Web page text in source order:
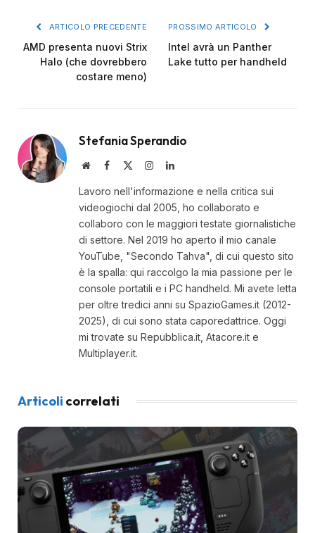
ARTICOLO PRECEDENTE
AMD presenta nuovi Strix
Halo (che dovrebbero
costare meno)
PROSSIMO ARTICOLO
Intel avrà un Panther
Lake tutto per handheld
Stefania Sperandio
WebsiteFacebook InstagramLinkedIn
Lavoro nell'informazione e nella critica sui
videogiochi dal 2005, ho collaborato e
collaboro con le maggiori testate giornalistiche
di settore. Nel 2019 ho aperto il mio canale
YouTube, "Secondo Tahva", di cui questo sito
è la spalla: qui raccolgo la mia passione per le
console portatili e i PC handheld. Mi avete letta
per oltre tredici anni su SpazioGames.it (2012-
2025), di cui sono stata caporedattrice. Oggi
mi trovate su Repubblica.it, Atacore.it e
Multiplayer.it.
Articoli correlati